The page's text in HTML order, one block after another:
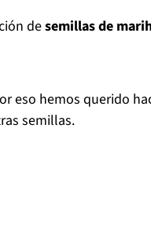
desemillas de
eso hemos querido
semillas.